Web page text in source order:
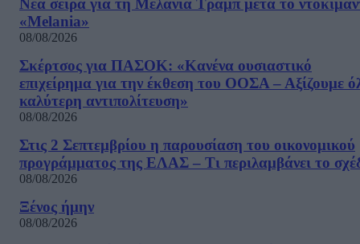
«Melania»
08/08/2026
Σκέρτσος για ΠΑΣΟΚ: «Κανένα ουσιαστικό
επιχείρημα για την έκθεση του ΟΟΣΑ – Αξίζουμε
καλύτερη αντιπολίτευση»
08/08/2026
Στις 2 Σεπτεμβρίου η παρουσίαση του οικονομικού
προγράμματος της ΕΛΑΣ – Τι περιλαμβάνει το
08/08/2026
Ξένος ήμην
08/08/2026